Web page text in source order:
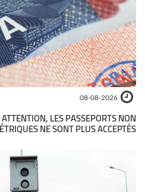
08-08-2026
LES PASSEPORTS NON
NE SONT PLUS ACCEPTÉS !